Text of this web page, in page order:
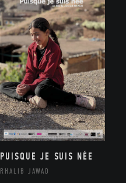
PUISQUE JE SUIS NÉE
RHALIB JAWAD